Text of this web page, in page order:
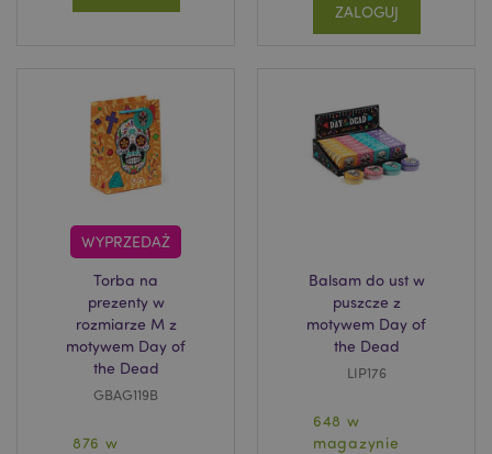
ZALOGUJ
WYPRZEDAŻ
Torba na
prezenty w
rozmiarze M z
motywem Day of
the Dead
GBAG119B
876 w
Balsam do ust w
puszcze z
motywem Day of
the Dead
LIP176
648 w
magazynie